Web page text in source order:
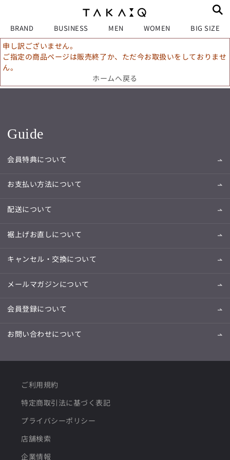
BRAND BUSINESS MEN WOMEN BIG SIZE
申し訳ございません。
ご指定の商品ページは販売終了か、ただ今お取扱いをしておりませ
ん。
ホームへ戻る
Guide
会員特典について
お支払い方法について
配送について
裾上げお直しについて
キャンセル・交換について
メールマガジンについて
会員登録について
お問い合わせについて
ご利用規約
特定商取引法に基づく表記
プライバシーポリシー
店舗検索
企業情報